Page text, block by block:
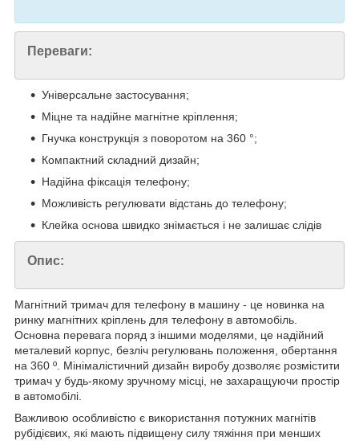
Переваги:
Універсальне застосування;
Міцне та надійне магнітне кріплення;
Гнучка конструкція з поворотом на 360 °;
Компактний складний дизайн;
Надійна фіксація телефону;
Можливість регулювати відстань до телефону;
Клейка основа швидко знімається і не залишає слідів
Опис:
Магнітний тримач для телефону в машину - це новинка на
ринку магнітних кріплень для телефону в автомобіль.
Основна перевага поряд з іншими моделями, це надійний
металевий корпус, безліч регулювань положення, обертання
на 360 º. Мінімалістичний дизайн виробу дозволяє розмістити
тримач у будь-якому зручному місці, не захаращуючи простір
в автомобілі.
Важливою особливістю є використання потужних магнітів
рубідієвих, які мають підвищену силу тяжіння при менших